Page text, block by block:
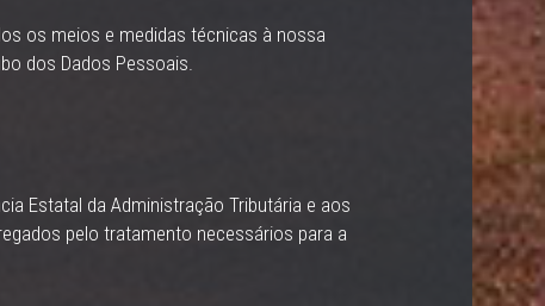
os meios e medidas técnicas à nossa
dos Dados Pessoais.
Estatal da Administração Tributária e aos
pelo tratamento necessários para a